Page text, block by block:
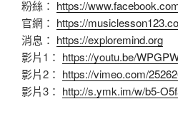
粉絲： https://
官網： https://
消息： https://exploremind.org
影片1： https://youtu.be/
影片2： https://vimeo.com/
影片3： http://s.ymk.im/w/b5-